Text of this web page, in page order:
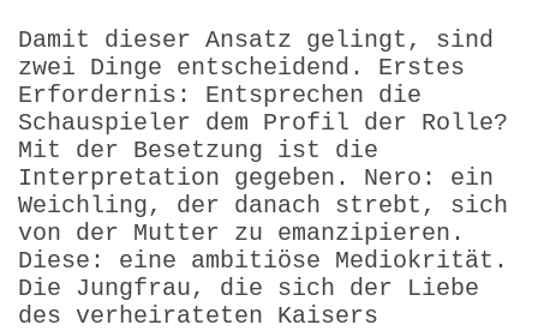
Damit dieser Ansatz gelingt, sind
zwei Dinge entscheidend. Erstes
Erfordernis: Entsprechen die
Schauspieler dem Profil der Rolle?
Mit der Besetzung ist die
Interpretation gegeben. Nero: ein
Weichling, der danach strebt, sich
von der Mutter zu emanzipieren.
Diese: eine ambitiöse Mediokrität.
Die Jungfrau, die sich der Liebe
des verheirateten Kaisers